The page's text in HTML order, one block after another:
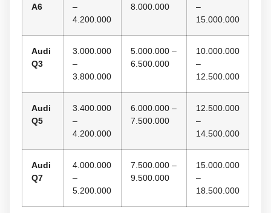
A6
–
4.200.000
8.000.000
–
15.000.000
Audi
Q3
3.000.000
–
3.800.000
5.000.000 –
6.500.000
10.000.000
–
12.500.000
Audi
Q5
3.400.000
–
4.200.000
6.000.000 –
7.500.000
12.500.000
–
14.500.000
Audi
Q7
4.000.000
–
5.200.000
7.500.000 –
9.500.000
15.000.000
–
18.500.000